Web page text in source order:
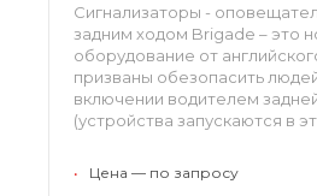
Сигнализаторы -
задним ходом Brigade – это
оборудование от
призваны обезопасить
включении водителем
(устройства запускаются в
местный шум на 5 - 10 дБ,
• Цена — по запросу